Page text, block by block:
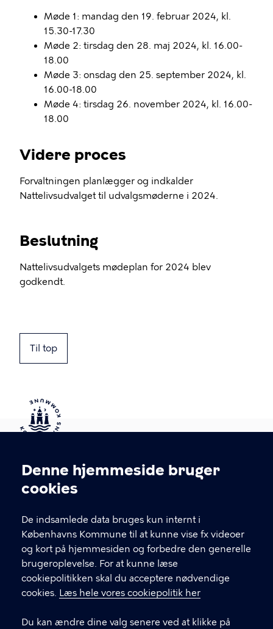
Cookieindstillinger
Denne hjemmeside bruger
cookies
De indsamlede data bruges kun internt i
Københavns Kommune til at kunne vise fx videoer
og kort på hjemmesiden og forbedre den generelle
brugeroplevelse. For at kunne læse
cookiepolitikken skal du acceptere nødvendige
cookies. Læs hele vores cookiepolitik her
Du kan ændre dine valg senere ved at klikke på
Møde 1: mandag den 19. februar 2024, kl.
15.30-17.30
Møde 2: tirsdag den 28. maj 2024, kl. 16.00-
18.00
Møde 3: onsdag den 25. september 2024, kl.
16.00-18.00
Møde 4: tirsdag 26. november 2024, kl. 16.00-
18.00
Videre proces
Forvaltningen planlægger og indkalder
Nattelivsudvalget til udvalgsmøderne i 2024.
Beslutning
Nattelivsudvalgets mødeplan for 2024 blev
godkendt.
Til top
Kontakt Københavns Kommune
T
fFind andre kontakter her
CVR-nummer64942212
GENVEJE
Digital Post